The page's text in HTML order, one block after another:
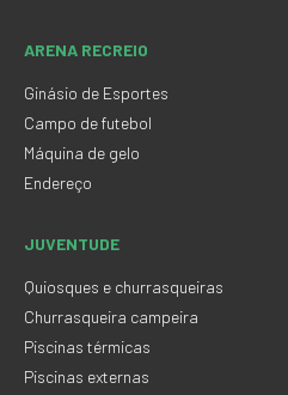
ARENA RECREIO
Ginásio de Esportes
Campo de futebol
Máquina de gelo
Endereço
JUVENTUDE
Quiosques e churrasqueiras
Churrasqueira campeira
Piscinas térmicas
Piscinas externas